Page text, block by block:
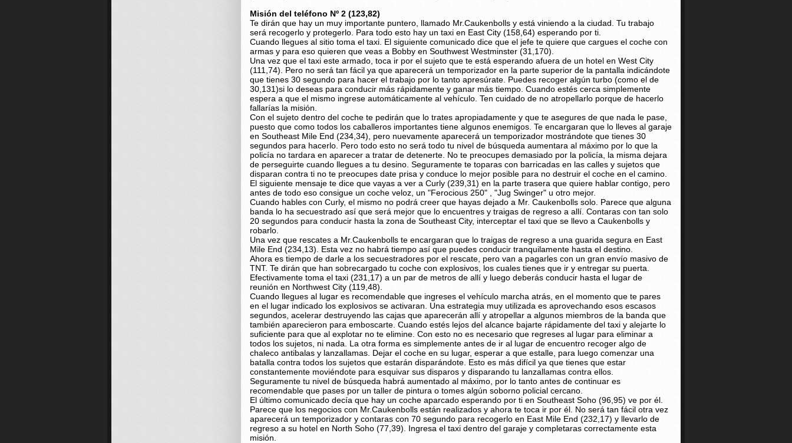
Misión del teléfono Nº 2 (123,82)
Te dirán que hay un muy importante puntero, llamado Mr.Caukenbolls y está viniendo a la ciudad. Tu trabajo
será recogerlo y protegerlo. Para todo esto hay un taxi en East City (158,64) esperando por ti.
Cuando llegues al sitio toma el taxi. El siguiente comunicado dice que el jefe te quiere que cargues el coche con
armas y para eso quieren que veas a Bobby en Southwest Westminster (31,170).
Una vez que el taxi este armado, toca ir por el sujeto que te está esperando afuera de un hotel en West City
(111,74). Pero no será tan fácil ya que aparecerá un temporizador en la parte superior de la pantalla indicándote
que tienes 30 segundo para hacer el trabajo por lo tanto apresúrate. Puedes recoger algún turbo (como el de
30,131)si lo deseas para conducir más rápidamente y ganar más tiempo. Cuando estés cerca simplemente
espera a que el mismo ingrese automáticamente al vehículo. Ten cuidado de no atropellarlo porque de hacerlo
fallarías la misión.
Con el sujeto dentro del coche te pedirán que lo trates apropiadamente y que te asegures de que nada le pase,
puesto que como todos los caballeros importantes tiene algunos enemigos. Te encargaran que lo lleves al garaje
en Southeast Mile End (234,34), pero nuevamente aparecerá un temporizador mostrándote que tienes 30
segundos para hacerlo. Pero todo esto no será todo tu nivel de búsqueda aumentara al máximo por lo que la
policía no tardara en aparecer a tratar de detenerte. No te preocupes demasiado por la policía, la misma dejara
de perseguirte cuando llegues a tu desino. Seguramente te toparas con barricadas en las calles y sujetos que
disparan contra ti no te preocupes date prisa y conduce lo mejor posible para no destruir el coche en el camino.
El siguiente mensaje te dice que vayas a ver a Curly (239,31) en la parte trasera que quiere hablar contigo, pero
antes de todo eso consigue un coche veloz, un "Ferocious 250" , "Jug Swinger" u otro mejor.
Cuando hables con Curly, el mismo no podrá creer que hayas dejado a Mr. Caukenbolls solo. Parece que alguna
banda lo ha secuestrado así que será mejor que lo encuentres y traigas de regreso a allí. Contaras con tan solo
20 segundos para conducir hasta la zona de Southeast City, interceptar el taxi que se llevo a Caukenbolls y
robarlo.
Una vez que rescates a Mr.Caukenbolls te encargaran que lo traigas de regreso a una guarida segura en East
Mile End (234,13). Esta vez no habrá tiempo así que puedes conducir tranquilamente hasta el destino.
Ahora es tiempo de darle a los secuestradores por el rescate, pero van a pagarles con un gran envío masivo de
TNT. Te dirán que han sobrecargado tu coche con explosivos, los cuales tienes que ir y entregar su puerta.
Efectivamente toma el taxi (231,17) a un par de metros de allí y luego deberás conducir hasta el lugar de
reunión en Northwest City (119,48).
Cuando llegues al lugar es recomendable que ingreses el vehículo marcha atrás, en el momento que te pares
en el lugar indicado los explosivos se activaran. Una estrategia muy utilizada es aprovechando esos escasos
segundos, acelerar destruyendo las cajas que aparecerán allí y atropellar a algunos miembros de la banda que
también aparecieron para emboscarte. Cuando estés lejos del alcance bajarte rápidamente del taxi y alejarte lo
suficiente para que al explotar no te elimine. Con esto no es necesario que regreses al lugar para eliminar a
todos los sujetos, ni nada. La otra forma es simplemente antes de ir al lugar de encuentro recoger algo de
chaleco antibalas y lanzallamas. Dejar el coche en su lugar, esperar a que estalle, para luego comenzar una
batalla contra todos los sujetos que estarán disparándote. Esto es más difícil ya que tienes que estar
constantemente moviéndote para esquivar sus disparos y disparando tu lanzallamas contra ellos.
Seguramente tu nivel de búsqueda habrá aumentado al máximo, por lo tanto antes de continuar es
recomendable que pases por un taller de pintura o tomes algún soborno policial cercano.
El último comunicado decía que hay un coche aparcado esperando por ti en Southeast Soho (96,95) ve por él.
Parece que los negocios con Mr.Caukenbolls están realizados y ahora te toca ir por él. No será tan fácil otra vez
aparecerá un temporizador y contaras con 70 segundo para recogerlo en East Mile End (232,17) y llevarlo de
regreso a su hotel en North Soho (77,39). Ingresa el taxi dentro del garaje y completaras correctamente esta
misión.